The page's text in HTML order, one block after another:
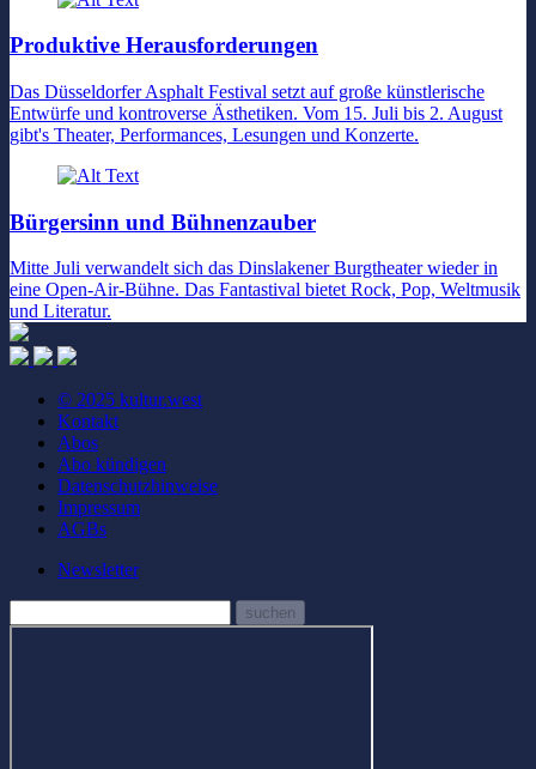
Produktive Herausforderungen
Das Düsseldorfer Asphalt Festival setzt auf große künstlerische
Entwürfe und kontroverse Ästhetiken. Vom 15. Juli bis 2. August
gibt's Theater, Performances, Lesungen und Konzerte.
Bürgersinn und Bühnenzauber
Mitte Juli verwandelt sich das Dinslakener Burgtheater wieder in
eine Open-Air-Bühne. Das Fantastival bietet Rock, Pop, Weltmusik
und Literatur.
© 2025 kultur.west
Kontakt
Abos
Abo kündigen
Datenschutzhinweise
Impressum
AGBs
Newsletter